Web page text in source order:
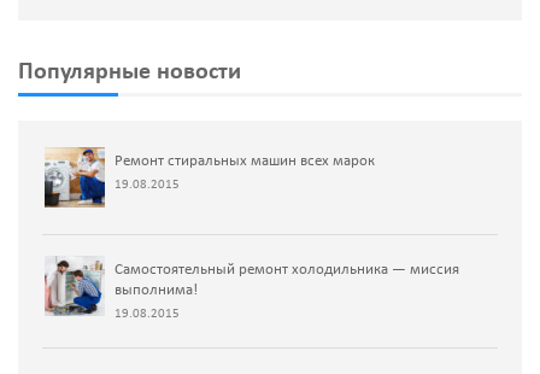
Популярные новости
Ремонт стиральных машин всех марок
19.08.2015
Самостоятельный ремонт холодильника — миссия
выполнима!
19.08.2015